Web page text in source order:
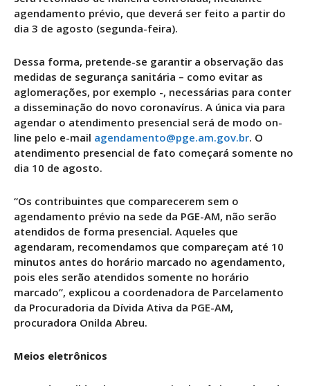
agendamento prévio, que deverá ser feito a partir do
dia 3 de agosto (segunda-feira).
Dessa forma, pretende-se garantir a observação das
medidas de segurança sanitária – como evitar as
aglomerações, por exemplo -, necessárias para conter
a disseminação do novo coronavírus. A única via para
agendar o atendimento presencial será de modo on-
line pelo e-mail agendamento@pge.am.gov.br. O
atendimento presencial de fato começará somente no
dia 10 de agosto.
“Os contribuintes que comparecerem sem o
agendamento prévio na sede da PGE-AM, não serão
atendidos de forma presencial. Aqueles que
agendaram, recomendamos que compareçam até 10
minutos antes do horário marcado no agendamento,
pois eles serão atendidos somente no horário
marcado”, explicou a coordenadora de Parcelamento
da Procuradoria da Dívida Ativa da PGE-AM,
procuradora Onilda Abreu.
Meios eletrônicos